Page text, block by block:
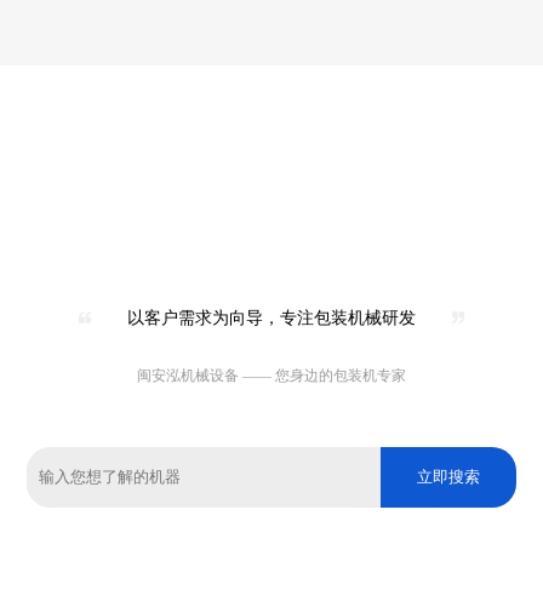
以客户需求为向导，专注包装机械研发
闽安泓机械设备 —— 您身边的包装机专家
立即搜索